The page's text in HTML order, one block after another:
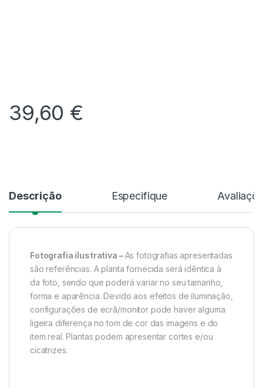
39,60 €
Descrição Especifique
Fotografia ilustrativa –As fotografias apresentadas
são referências. A planta fornecida será idêntica à
da foto, sendo que poderá variar no seu tamanho,
forma e aparência. Devido aos efeitos de iluminação,
configurações de ecrã/monitor pode haver alguma
ligeira diferença no tom de cor das imagens e do
item real. Plantas podem apresentar cortes e/ou
cicatrizes.